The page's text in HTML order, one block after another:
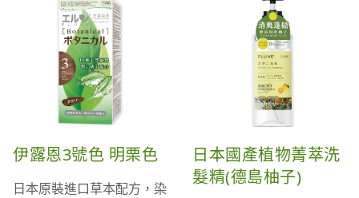
伊露恩3號色 明栗色
日本原裝進口草本配方，染
日本國產植物菁萃洗
髮精(德島柚子)